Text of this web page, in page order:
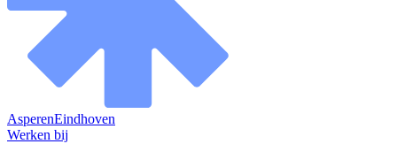
AsperenEindhoven
Werken bij